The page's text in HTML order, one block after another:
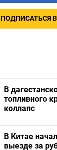
ПОДПИСАТЬСЯ В
В
топливного
коллапс
В Китае
выезде за